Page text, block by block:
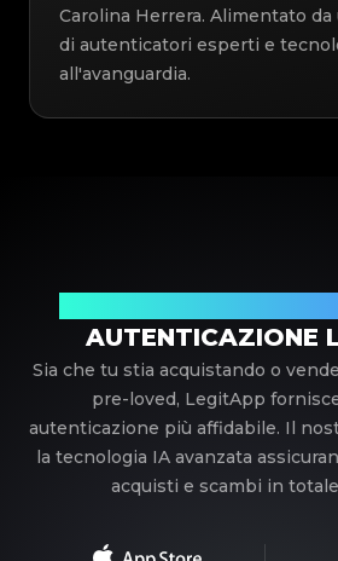
Carolina Herrera. Alimentato
di autenticatori esperti e
all'avanguardia.
AUTENTICAZIONE
Sia che tu stia acquistando o
pre-loved, LegitApp
autenticazione più affidabile. Il
la tecnologia IA avanzata
acquisti e scambi in